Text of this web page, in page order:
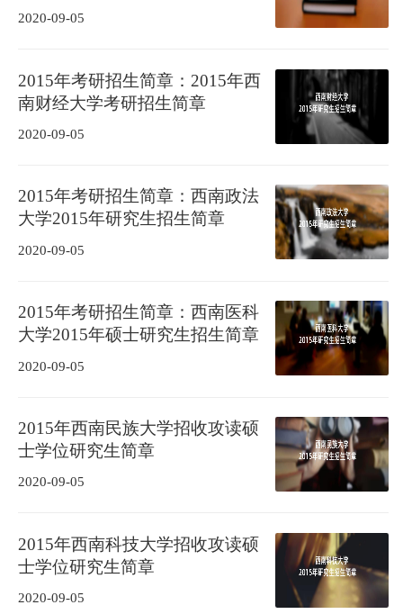
2020-09-05
2015年考研招生简章：2015年西
南财经大学考研招生简章
2020-09-05
2015年考研招生简章：西南政法
大学2015年研究生招生简章
2020-09-05
2015年考研招生简章：西南医科
大学2015年硕士研究生招生简章
2020-09-05
2015年西南民族大学招收攻读硕
士学位研究生简章
2020-09-05
2015年西南科技大学招收攻读硕
士学位研究生简章
2020-09-05